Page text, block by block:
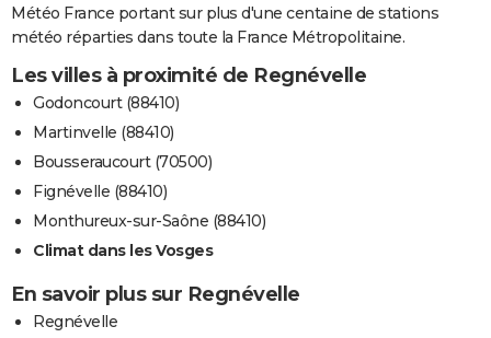
Météo France portant sur plus d'une centaine de stations
météo réparties dans toute la France Métropolitaine.
Les villes à proximité de Regnévelle
Godoncourt (88410)
Martinvelle (88410)
Bousseraucourt (70500)
Fignévelle (88410)
Monthureux-sur-Saône (88410)
Climat dans les Vosges
En savoir plus sur Regnévelle
Regnévelle